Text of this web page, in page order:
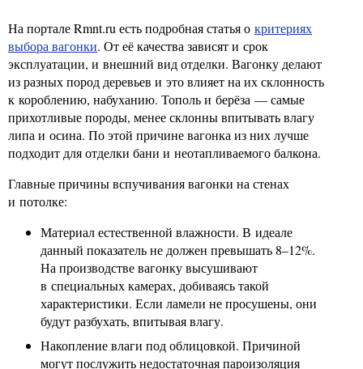
На портале Rmnt.ru есть подробная статья о критериях
выбора вагонки. От её качества зависят и срок
эксплуатации, и внешний вид отделки. Вагонку делают
из разных пород деревьев и это влияет на их склонность
к короблению, набуханию. Тополь и берёза — самые
прихотливые породы, менее склонны впитывать влагу
липа и осина. По этой причине вагонка из них лучше
подходит для отделки бани и неотапливаемого балкона.
Главные причины вспучивания вагонки на стенах
и потолке:
Материал естественной влажности. В идеале
данный показатель не должен превышать 8–12%.
На производстве вагонку высушивают
в специальных камерах, добиваясь такой
характеристики. Если ламели не просушены, они
будут разбухать, впитывая влагу.
Накопление влаги под облицовкой. Причиной
могут послужить недостаточная пароизоляция